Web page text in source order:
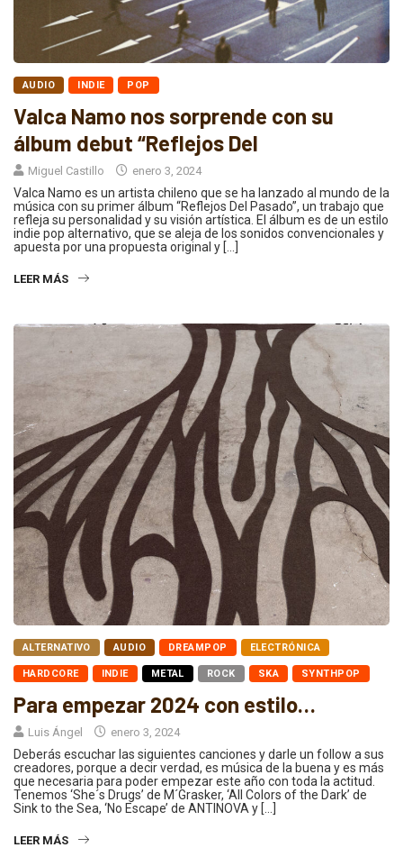
AUDIO INDIE POP
Valca Namo nos sorprende con su
álbum debut “Reflejos Del
Miguel Castillo enero 3, 2024
Valca Namo es un artista chileno que se ha lanzado al mundo de la
música con su primer álbum “Reflejos Del Pasado”, un trabajo que
refleja su personalidad y su visión artística. El álbum es de un estilo
indie pop alternativo, que se aleja de los sonidos convencionales y
apuesta por una propuesta original y […]
LEER MÁS
ALTERNATIVO AUDIO DREAMPOP ELECTRÓNICA
HARDCORE INDIE METAL ROCK SKA SYNTHPOP
Para empezar 2024 con estilo…
Luis Ángel enero 3, 2024
Deberás escuchar las siguientes canciones y darle un follow a sus
creadores, porque a decir verdad, es música de la buena y es más
que necesaria para poder empezar este año con toda la actitud.
Tenemos ‘She´s Drugs’ de M´Grasker, ‘All Colors of the Dark’ de
Sink to the Sea, ‘No Escape’ de ANTINOVA y […]
LEER MÁS